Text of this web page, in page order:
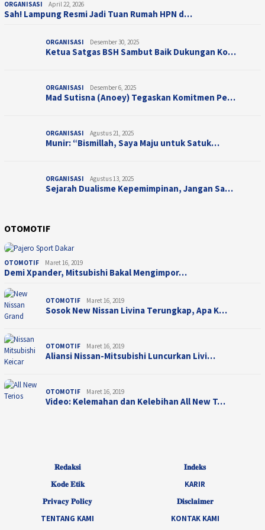
ORGANISASI April 22, 2026
Sah! Lampung Resmi Jadi Tuan Rumah HPN d…
ORGANISASI Desember 30, 2025
Ketua Satgas BSH Sambut Baik Dukungan Ko…
ORGANISASI Desember 6, 2025
Mad Sutisna (Anoey) Tegaskan Komitmen Pe…
ORGANISASI Agustus 21, 2025
Munir: “Bismillah, Saya Maju untuk Satuk…
ORGANISASI Agustus 13, 2025
Sejarah Dualisme Kepemimpinan, Jangan Sa…
OTOMOTIF
OTOMOTIF Maret 16, 2019
Demi Xpander, Mitsubishi Bakal Mengimpor…
OTOMOTIF Maret 16, 2019
Sosok New Nissan Livina Terungkap, Apa K…
OTOMOTIF Maret 16, 2019
Aliansi Nissan-Mitsubishi Luncurkan Livi…
OTOMOTIF Maret 16, 2019
Video: Kelemahan dan Kelebihan All New T…
𝐑𝐞𝐝𝐚𝐤𝐬𝐢
𝐈𝐧𝐝𝐞𝐤𝐬
𝐊𝐨𝐝𝐞 𝐄𝐭𝐢𝐤
KARIR
𝐏𝐫𝐢𝐯𝐚𝐜𝐲 𝐏𝐨𝐥𝐢𝐜𝐲
𝐃𝐢𝐬𝐜𝐥𝐚𝐢𝐦𝐞𝐫
TENTANG KAMI
KONTAK KAMI